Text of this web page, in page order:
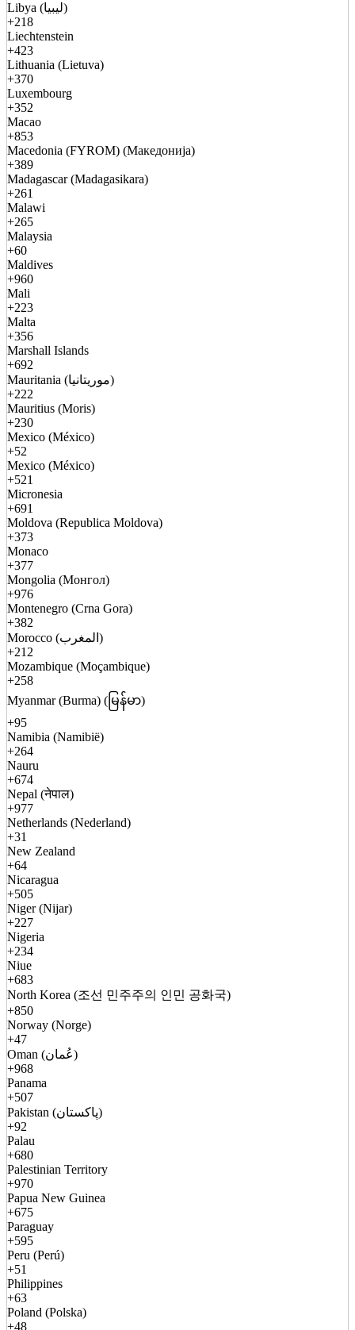
Libya (ليبيا)
+218
Liechtenstein
+423
Lithuania (Lietuva)
+370
Luxembourg
+352
Macao
+853
Macedonia (FYROM) (Македонија)
+389
Madagascar (Madagasikara)
+261
Malawi
+265
Malaysia
+60
Maldives
+960
Mali
+223
Malta
+356
Marshall Islands
+692
Mauritania (موريتانيا)
+222
Mauritius (Moris)
+230
Mexico (México)
+52
Mexico (México)
+521
Micronesia
+691
Moldova (Republica Moldova)
+373
Monaco
+377
Mongolia (Монгол)
+976
Montenegro (Crna Gora)
+382
Morocco (المغرب)
+212
Mozambique (Moçambique)
+258
Myanmar (Burma) (မြန်မာ)
+95
Namibia (Namibië)
+264
Nauru
+674
Nepal (नेपाल)
+977
Netherlands (Nederland)
+31
New Zealand
+64
Nicaragua
+505
Niger (Nijar)
+227
Nigeria
+234
Niue
+683
North Korea (조선 민주주의 인민 공화국)
+850
Norway (Norge)
+47
Oman (عُمان)
+968
Panama
+507
Pakistan (پاکستان)
+92
Palau
+680
Palestinian Territory
+970
Papua New Guinea
+675
Paraguay
+595
Peru (Perú)
+51
Philippines
+63
Poland (Polska)
+48